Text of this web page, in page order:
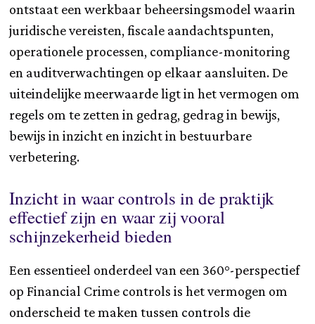
ontstaat een werkbaar beheersingsmodel waarin
juridische vereisten, fiscale aandachtspunten,
operationele processen, compliance-monitoring
en auditverwachtingen op elkaar aansluiten. De
uiteindelijke meerwaarde ligt in het vermogen om
regels om te zetten in gedrag, gedrag in bewijs,
bewijs in inzicht en inzicht in bestuurbare
verbetering.
Inzicht in waar controls in de praktijk
effectief zijn en waar zij vooral
schijnzekerheid bieden
Een essentieel onderdeel van een 360°-perspectief
op Financial Crime controls is het vermogen om
onderscheid te maken tussen controls die